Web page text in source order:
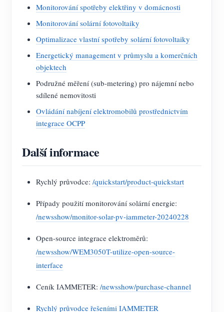
Monitorování spotřeby elektřiny v domácnosti
Monitorování solární fotovoltaiky
Optimalizace vlastní spotřeby solární fotovoltaiky
Energetický management v průmyslu a komerčních
objektech
Podružné měření (sub-metering) pro nájemní nebo
sdílené nemovitosti
Ovládání nabíjení elektromobilů prostřednictvím
integrace OCPP
Další informace
Rychlý průvodce: /quickstart/product-quickstart
Případy použití monitorování solární energie:
/newsshow/monitor-solar-pv-iammeter-20240228
Open-source integrace elektroměrů:
/newsshow/WEM3050T-utilize-open-source-
interface
Ceník IAMMETER: /newsshow/purchase-channel
Rychlý průvodce řešeními IAMMETER